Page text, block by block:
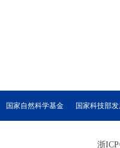
国家自然科学基金 国家科技部发
浙